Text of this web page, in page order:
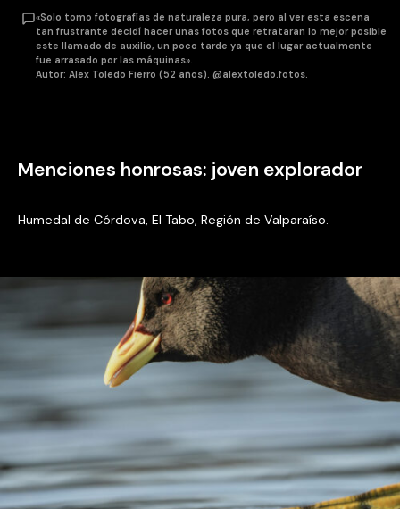
«Solo tomo fotografías de naturaleza pura, pero al ver esta escena
tan frustrante decidí hacer unas fotos que retrataran lo mejor posible
este llamado de auxilio, un poco tarde ya que el lugar actualmente
fue arrasado por las máquinas».
Autor: Alex Toledo Fierro (52 años). @alextoledo.fotos.
Menciones honrosas: joven explorador
Humedal de Córdova, El Tabo, Región de Valparaíso.